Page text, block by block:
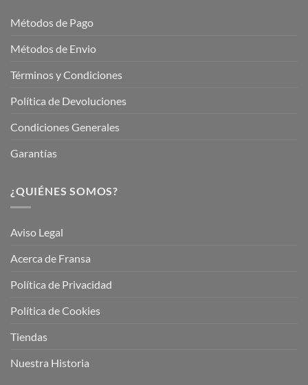
Métodos de Pago
Métodos de Envio
Términos y Condiciones
Política de Devoluciones
Condiciones Generales
Garantías
¿QUIÉNES SOMOS?
Aviso Legal
Acerca de Fransa
Política de Privacidad
Política de Cookies
Tiendas
Nuestra Historia